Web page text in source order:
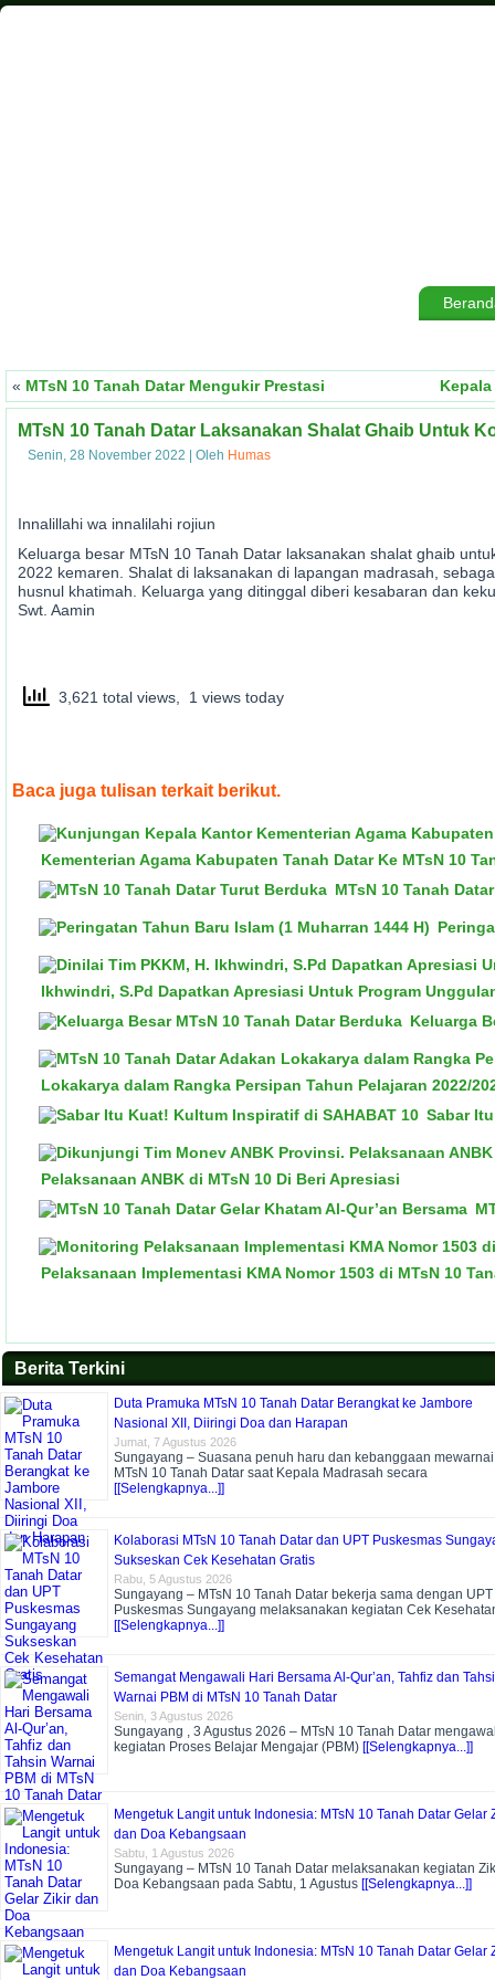
« MTsN 10 Tanah Datar Mengukir Prestasi
MTsN 10 Tanah Datar Laksanakan Shalat Ghaib Untuk
Senin, 28 November 2022 Oleh Humas
Innalillahi wa innalilahi rojiun
Keluarga besar MTsN 10 Tanah Datar laksanakan shalat ghaib
2022 kemaren. Shalat di laksanakan di lapangan madrasah,
husnul khatimah. Keluarga yang ditinggal diberi kesabaran dan
Swt. Aamin
3,621 total views, 1 views today
Baca juga tulisan terkait berikut.
Kementerian Agama Kabupaten Tanah Datar Ke MTsN 10
MTsN 10 Tanah
Ikhwindri, S.Pd Dapatkan Apresiasi Untuk Program
Keluarga
Lokakarya dalam Rangka Persipan Tahun Pelajaran 2022/
Sabar
Pelaksanaan ANBK di MTsN 10 Di Beri Apresiasi
Pelaksanaan Implementasi KMA Nomor 1503 di MTsN 10
Berita Terkini
Duta Pramuka MTsN 10 Tanah Datar Berangkat ke Jambore
Nasional XII, Diiringi Doa dan Harapan
Jumat, 7 Agustus 2026
Sungayang – Suasana penuh haru dan kebanggaan mewarnai
MTsN 10 Tanah Datar saat Kepala Madrasah secara
[[Selengkapnya...]]
Kolaborasi MTsN 10 Tanah Datar dan UPT Puskesmas
Sukseskan Cek Kesehatan Gratis
Rabu, 5 Agustus 2026
Sungayang – MTsN 10 Tanah Datar bekerja sama dengan UPT
Puskesmas Sungayang melaksanakan kegiatan Cek
[[Selengkapnya...]]
Semangat Mengawali Hari Bersama Al-Qur’an, Tahfiz dan
Warnai PBM di MTsN 10 Tanah Datar
Senin, 3 Agustus 2026
Sungayang , 3 Agustus 2026 – MTsN 10 Tanah Datar
kegiatan Proses Belajar Mengajar (PBM) [[Selengkapnya...]]
Mengetuk Langit untuk Indonesia: MTsN 10 Tanah Datar Gelar
dan Doa Kebangsaan
Sabtu, 1 Agustus 2026
Sungayang – MTsN 10 Tanah Datar melaksanakan kegiatan
Doa Kebangsaan pada Sabtu, 1 Agustus [[Selengkapnya...]]
Mengetuk Langit untuk Indonesia: MTsN 10 Tanah Datar Gelar
dan Doa Kebangsaan